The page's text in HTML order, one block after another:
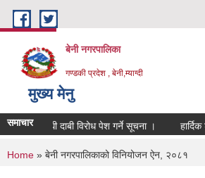
Skip to main content
बेनी नगरपालिका
गण्डकी प्रदेश , बेनी,म्याग्दी
मुख्य मेनु
समाचारसम्बन्धी दाबी विरोध पेश गर्ने सूचना ।
You are here
Home » बेनी नगरपालिकाको विनियोजन ऐन, २०८१